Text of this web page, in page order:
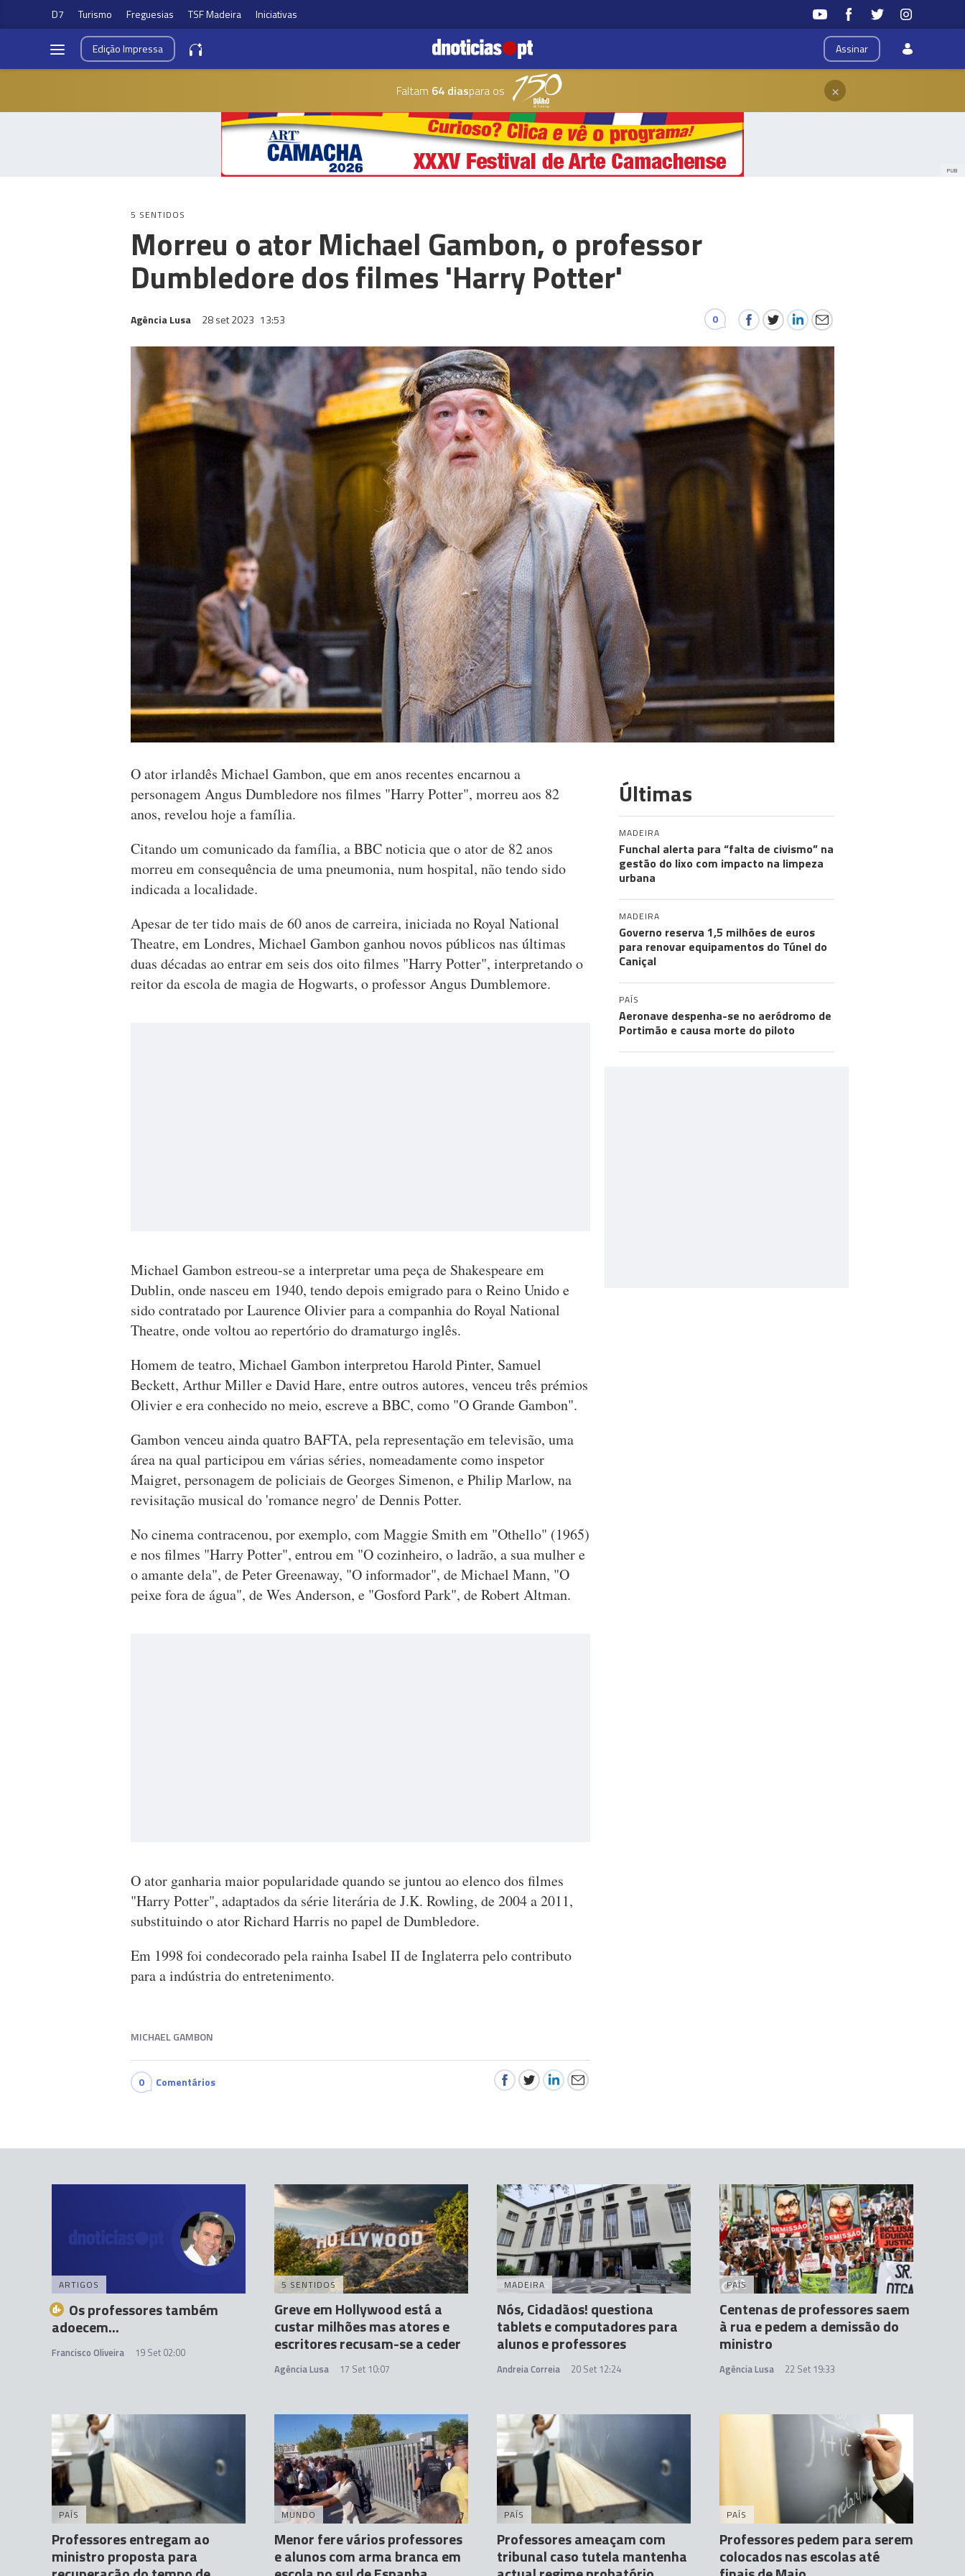
D7 Turismo Freguesias TSF Madeira Iniciativas
Assinar
EdiçãoImpressa
Faltam 64 diaspara os ×
PUB
5 SENTIDOS
Morreu o ator Michael Gambon, o professor
Dumbledore dos filmes 'Harry Potter'
Agência Lusa 28 set 2023 13:53 0
O ator irlandês Michael Gambon, que em anos recentes encarnou a
personagem Angus Dumbledore nos filmes "Harry Potter", morreu aos 82
anos, revelou hoje a família.
Citando um comunicado da família, a BBC noticia que o ator de 82 anos
morreu em consequência de uma pneumonia, num hospital, não tendo sido
indicada a localidade.
Apesar de ter tido mais de 60 anos de carreira, iniciada no Royal National
Theatre, em Londres, Michael Gambon ganhou novos públicos nas últimas
duas décadas ao entrar em seis dos oito filmes "Harry Potter", interpretando o
reitor da escola de magia de Hogwarts, o professor Angus Dumblemore.
Michael Gambon estreou-se a interpretar uma peça de Shakespeare em
Dublin, onde nasceu em 1940, tendo depois emigrado para o Reino Unido e
sido contratado por Laurence Olivier para a companhia do Royal National
Theatre, onde voltou ao repertório do dramaturgo inglês.
Homem de teatro, Michael Gambon interpretou Harold Pinter, Samuel
Beckett, Arthur Miller e David Hare, entre outros autores, venceu três prémios
Olivier e era conhecido no meio, escreve a BBC, como "O Grande Gambon".
Gambon venceu ainda quatro BAFTA, pela representação em televisão, uma
área na qual participou em várias séries, nomeadamente como inspetor
Maigret, personagem de policiais de Georges Simenon, e Philip Marlow, na
revisitação musical do 'romance negro' de Dennis Potter.
No cinema contracenou, por exemplo, com Maggie Smith em "Othello" (1965)
e nos filmes "Harry Potter", entrou em "O cozinheiro, o ladrão, a sua mulher e
o amante dela", de Peter Greenaway, "O informador", de Michael Mann, "O
peixe fora de água", de Wes Anderson, e "Gosford Park", de Robert Altman.
O ator ganharia maior popularidade quando se juntou ao elenco dos filmes
"Harry Potter", adaptados da série literária de J.K. Rowling, de 2004 a 2011,
substituindo o ator Richard Harris no papel de Dumbledore.
Em 1998 foi condecorado pela rainha Isabel II de Inglaterra pelo contributo
para a indústria do entretenimento.
MICHAEL GAMBON
0 Comentários
Últimas
MADEIRA
Funchal alerta para “falta de civismo” na
gestão do lixo com impacto na limpeza
urbana
MADEIRA
Governo reserva 1,5 milhões de euros
para renovar equipamentos do Túnel do
Caniçal
PAÍS
Aeronave despenha-se no aeródromo de
Portimão e causa morte do piloto
ARTIGOS
Os professores também
adoecem...
Francisco Oliveira 19 Set 02:00
5 SENTIDOS
Greve em Hollywood está a
custar milhões mas atores e
escritores recusam-se a ceder
Agência Lusa 17 Set 10:07
MADEIRA
Nós, Cidadãos! questiona
tablets e computadores para
alunos e professores
Andreia Correia 20 Set 12:24
PAÍS
Centenas de professores saem
à rua e pedem a demissão do
ministro
Agência Lusa 22 Set 19:33
PAÍS
Professores entregam ao
ministro proposta para
MUNDO
Menor fere vários professores
e alunos com arma branca em
PAÍS
Professores ameaçam com
tribunal caso tutela mantenha
PAÍS
Professores pedem para serem
colocados nas escolas até